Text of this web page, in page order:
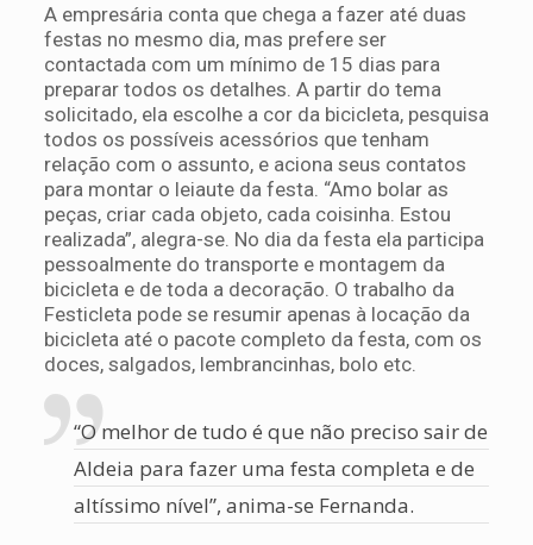
A empresária conta que chega a fazer até duas
festas no mesmo dia, mas prefere ser
contactada com um mínimo de 15 dias para
preparar todos os detalhes. A partir do tema
solicitado, ela escolhe a cor da bicicleta, pesquisa
todos os possíveis acessórios que tenham
relação com o assunto, e aciona seus contatos
para montar o leiaute da festa. “Amo bolar as
peças, criar cada objeto, cada coisinha. Estou
realizada”, alegra-se. No dia da festa ela participa
pessoalmente do transporte e montagem da
bicicleta e de toda a decoração. O trabalho da
Festicleta pode se resumir apenas à locação da
bicicleta até o pacote completo da festa, com os
doces, salgados, lembrancinhas, bolo etc.
“O melhor de tudo é que não preciso sair de
Aldeia para fazer uma festa completa e de
altíssimo nível”, anima-se Fernanda.